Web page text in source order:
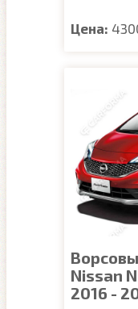
Цена:
Nissan
2016 -